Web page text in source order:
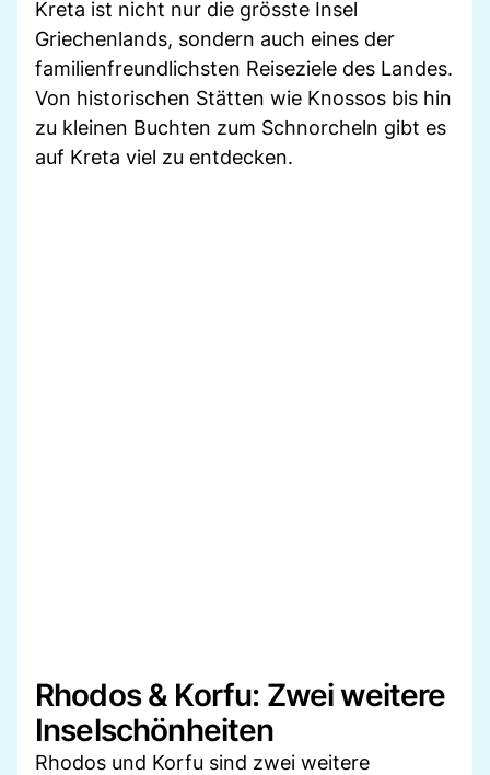
Kreta ist nicht nur die grösste Insel
Griechenlands, sondern auch eines der
familienfreundlichsten Reiseziele des Landes.
Von historischen Stätten wie Knossos bis hin
zu kleinen Buchten zum Schnorcheln gibt es
auf Kreta viel zu entdecken.
Rhodos & Korfu: Zwei weitere
Inselschönheiten
Rhodos und Korfu sind zwei weitere